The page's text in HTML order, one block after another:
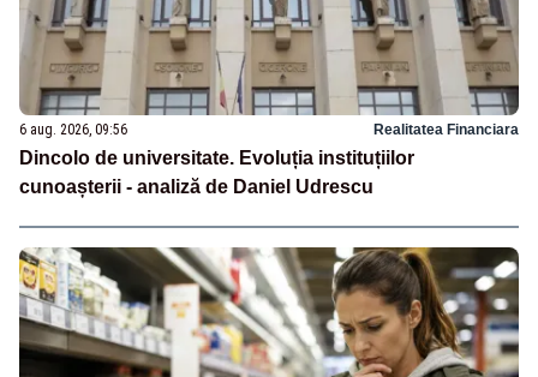
6 aug. 2026, 09:56 Realitatea Financiara
Dincolo de universitate. Evoluția instituțiilor
cunoașterii - analiză de Daniel Udrescu